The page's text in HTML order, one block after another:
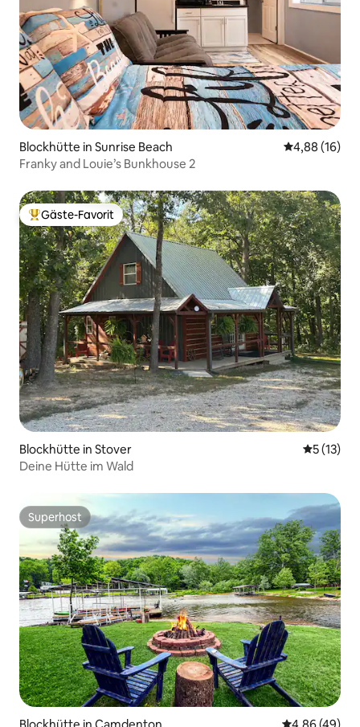
Blockhütte in Sunrise Beach
4,88 (16)
Franky and Louie’s Bunkhouse 2
Beliebter Gäste-Favorit.
Gäste-Favorit
Blockhütte in Stover
5 (13)
Deine Hütte im Wald
Superhost
Superhost